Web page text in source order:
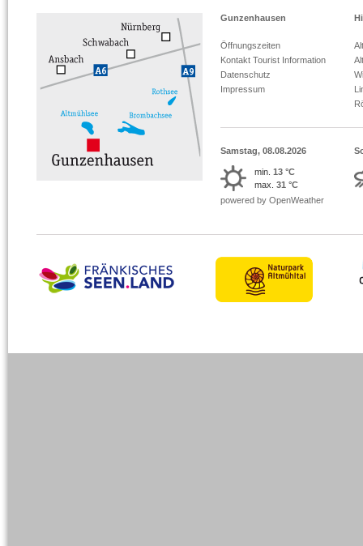
Gunzenhausen
Öffnungszeiten
Kontakt Tourist Information
Datenschutz
Impressum
Samstag, 08.08.2026
min. 13 °C
max. 31 °C
powered by OpenWeather